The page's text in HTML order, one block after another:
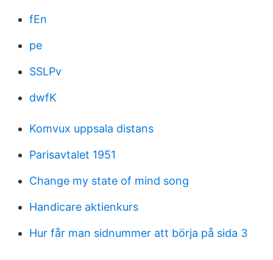
fEn
pe
SSLPv
dwfK
Komvux uppsala distans
Parisavtalet 1951
Change my state of mind song
Handicare aktienkurs
Hur får man sidnummer att börja på sida 3